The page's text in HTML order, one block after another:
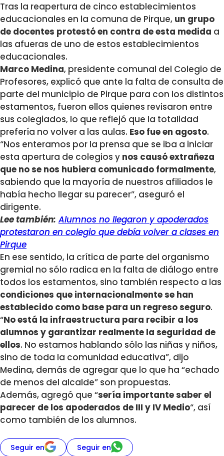
Tras la reapertura de cinco establecimientos
educacionales en la comuna de Pirque, un grupo
de docentes protestó en contra de esta medida a
las afueras de uno de estos establecimientos
educacionales.
Marco Medina, presidente comunal del Colegio de
Profesores, explicó que ante la falta de consulta de
parte del municipio de Pirque para con los distintos
estamentos, fueron ellos quienes revisaron entre
sus colegiados, lo que reflejó que la totalidad
prefería no volver a las aulas. Eso fue en agosto.
“Nos enteramos por la prensa que se iba a iniciar
esta apertura de colegios y nos causó extrañeza
que no se nos hubiera comunicado formalmente,
sabiendo que la mayoría de nuestros afiliados le
había hecho llegar su parecer”, aseguró el
dirigente.
Lee también: Alumnos no llegaron y apoderados
protestaron en colegio que debía volver a clases en
Pirque
En ese sentido, la crítica de parte del organismo
gremial no sólo radica en la falta de diálogo entre
todos los estamentos, sino también respecto a las
condiciones que internacionalmente se han
establecido como base para un regreso seguro.
“No está la infraestructura para recibir a los
alumnos y garantizar realmente la seguridad de
ellos. No estamos hablando sólo las niñas y niños,
sino de toda la comunidad educativa”, dijo
Medina, demás de agregar que lo que ha “echado
de menos del alcalde” son propuestas.
Además, agregó que “sería importante saber el
parecer de los apoderados de III y IV Medio“, así
como también de los alumnos.
Seguir en Seguir en